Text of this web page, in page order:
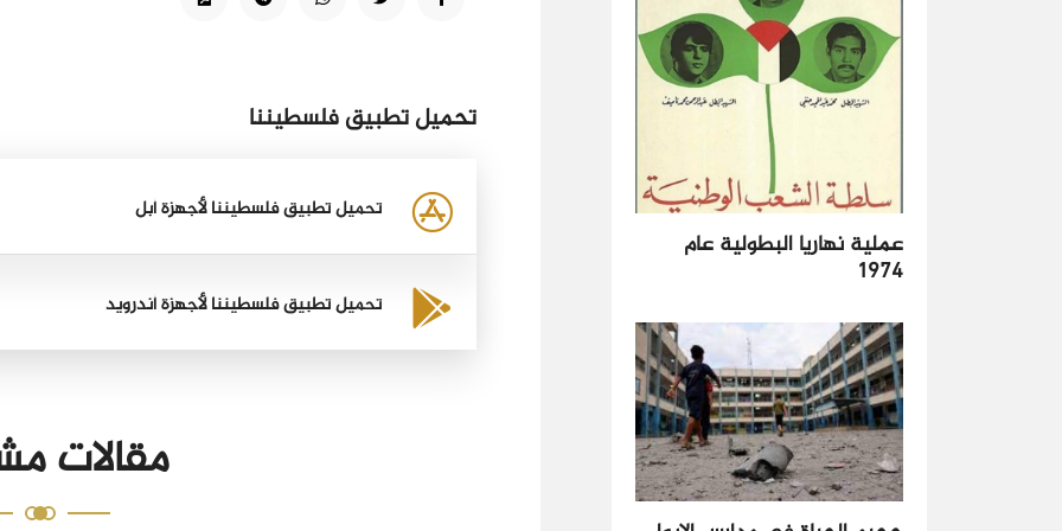
تحميل تطبيق فلسطيننا
تحميل تطبيق فلسطيننا لأجهزة أبل
تحميل تطبيق فلسطيننا لأجهزة أندرويد
مقالات
عملية نهاريا البطولية عام
1974